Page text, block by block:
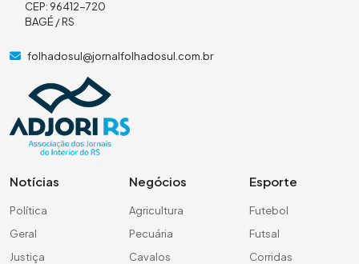
CEP: 96412-720
BAGÉ / RS
folhadosul@jornalfolhadosul.com.br
Notícias
Política
Geral
Justiça
Negócios
Agricultura
Pecuária
Cavalos
Esporte
Futebol
Futsal
Corridas